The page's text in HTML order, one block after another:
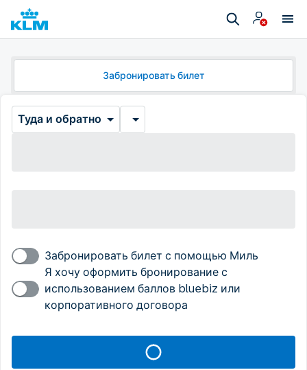
Забронировать билет
Туда и обратно
Забронировать билет с помощью Миль
Я хочу оформить бронирование с
использованием баллов bluebiz или
корпоративного договора